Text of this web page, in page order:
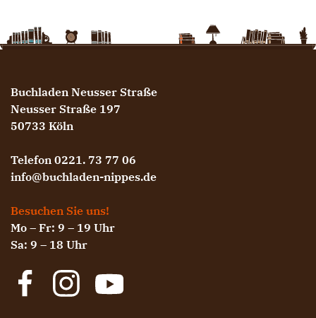
Buchladen Neusser Straße
Neusser Straße 197
50733 Köln
Telefon 0221. 73 77 06
info@buchladen-nippes.de
Besuchen Sie uns!
Mo – Fr: 9 – 19 Uhr
Sa: 9 – 18 Uhr